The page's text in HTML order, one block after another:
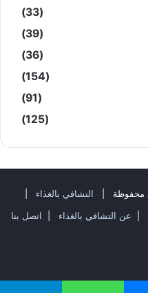
(33)
(39)
(36)
(154)
(91)
(125)
التشافي بالغذاء
عن التشافي بالغذاء اتصل بنا